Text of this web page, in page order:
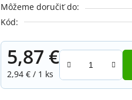
z
5
hviezdičiek.
Môžeme doručiť do:
Kód:
5,87 €
Jednotková cena:
2,94 € / 1 ks